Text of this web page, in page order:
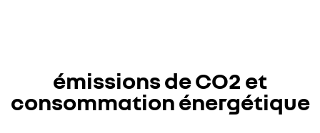
émissions de CO2 et
consommation énergétique